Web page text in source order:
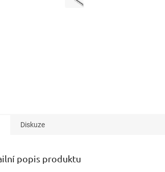
Diskuze
popis produktu